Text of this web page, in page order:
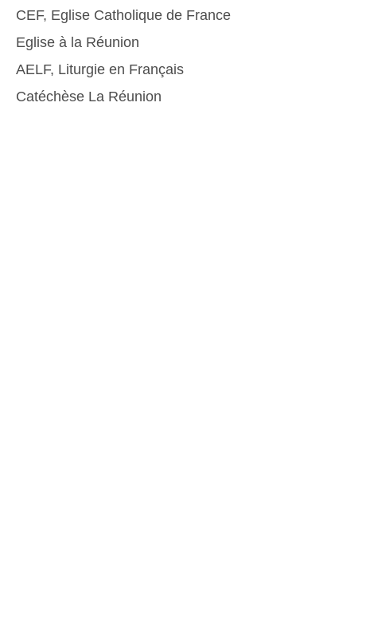
CEF, Eglise Catholique de France
Eglise à la Réunion
AELF, Liturgie en Français
Catéchèse La Réunion